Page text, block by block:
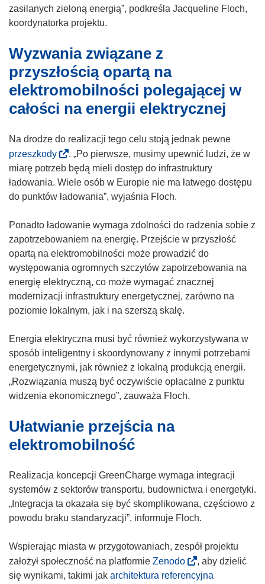
w
s
i
ę
n
o
w
y
m
k
n
i
e
)
zasilanych zieloną energią”, podkreśla Jacqueline Floch,
koordynatorka projektu.
Wyzwania związane z
przyszłością opartą na
elektromobilności polegającej w
całości na energii elektrycznej
Na drodze do realizacji tego celu stoją jednak pewne
przeszkody(
o
d
n
ś
n
i
k
o
t
w
r
z
y
s
i
w
o
y
m
o
k
e
)
. „Po pierwsze, musimy upewnić ludzi, że w
miarę potrzeb będą mieli dostęp do infrastruktury
ładowania. Wiele osób w Europie nie ma łatwego dostępu
do punktów ładowania”, wyjaśnia Floch.
Ponadto ładowanie wymaga zdolności do radzenia sobie z
zapotrzebowaniem na energię. Przejście w przyszłość
opartą na elektromobilności może prowadzić do
występowania ogromnych szczytów zapotrzebowania na
energię elektryczną, co może wymagać znacznej
modernizacji infrastruktury energetycznej, zarówno na
poziomie lokalnym, jak i na szerszą skalę.
Energia elektryczna musi być również wykorzystywana w
sposób inteligentny i skoordynowany z innymi potrzebami
energetycznymi, jak również z lokalną produkcją energii.
„Rozwiązania muszą być oczywiście opłacalne z punktu
widzenia ekonomicznego”, zauważa Floch.
Ułatwianie przejścia na
elektromobilność
Realizacja koncepcji GreenCharge wymaga integracji
systemów z sektorów transportu, budownictwa i energetyki.
„Integracja ta okazała się być skomplikowana, częściowo z
powodu braku standaryzacji”, informuje Floch.
Wspierając miasta w przygotowaniach, zespół projektu
założył społeczność na platformie Zenodo(
o
, aby dzielić
się wynikami, takimi jak architektura referencyjna